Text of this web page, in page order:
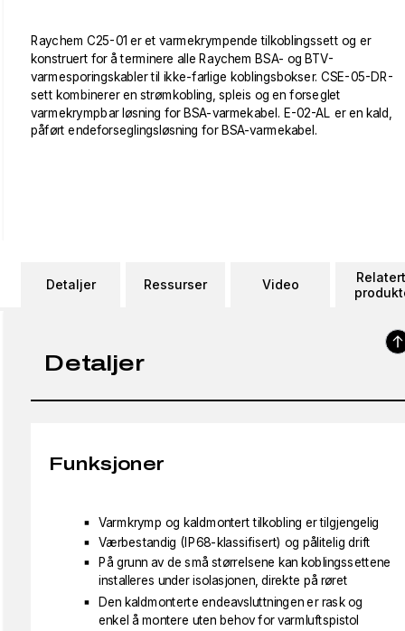
Raychem C25-01 er et varmekrympende tilkoblingssett og er
konstruert for å terminere alle Raychem BSA- og BTV-
varmesporingskabler til ikke-farlige koblingsbokser. CSE-05-DR-
sett kombinerer en strømkobling, spleis og en forseglet
varmekrympbar løsning for BSA-varmekabel. E-02-AL er en kald,
påført endeforseglingsløsning for BSA-varmekabel.
Detaljer Ressurser Video
Detaljer
Funksjoner
Varmkrymp og kaldmontert tilkobling er tilgjengelig
Værbestandig (IP68-klassifisert) og pålitelig drift
På grunn av de små størrelsene kan koblingssettene
installeres under isolasjonen, direkte på røret
Den kaldmonterte endeavsluttningen er rask og
enkel å montere uten behov for varmluftspistol